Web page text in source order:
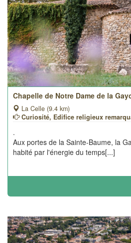
Chapelle de Notre Dame de la
La Celle (9.4 km)
Curiosité, Edifice religieux
.
Aux portes de la Sainte-Baume, la
habité par l'énergie du temps[...]